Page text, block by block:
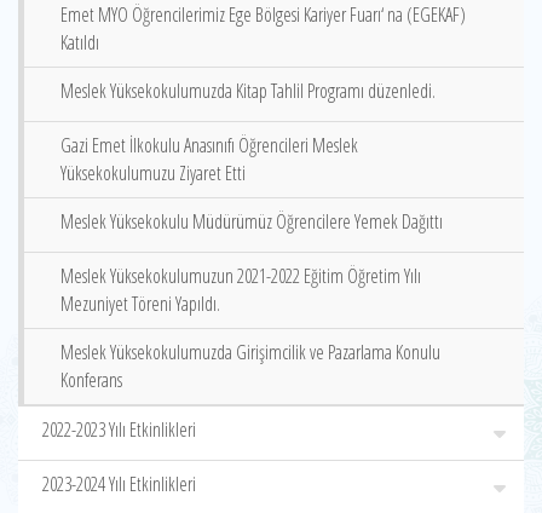
Emet MYO Öğrencilerimiz Ege Bölgesi Kariyer Fuarı‘ na (EGEKAF)
Katıldı
Meslek Yüksekokulumuzda Kitap Tahlil Programı düzenledi.
Gazi Emet İlkokulu Anasınıfı Öğrencileri Meslek
Yüksekokulumuzu Ziyaret Etti
Meslek Yüksekokulu Müdürümüz Öğrencilere Yemek Dağıttı
Meslek Yüksekokulumuzun 2021-2022 Eğitim Öğretim Yılı
Mezuniyet Töreni Yapıldı.
Meslek Yüksekokulumuzda Girişimcilik ve Pazarlama Konulu
Konferans
2022-2023 Yılı Etkinlikleri
2023-2024 Yılı Etkinlikleri